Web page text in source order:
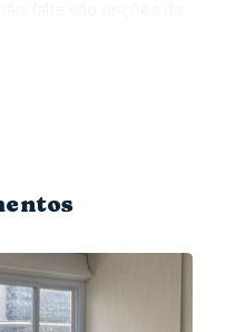
o Frei Caneca e o